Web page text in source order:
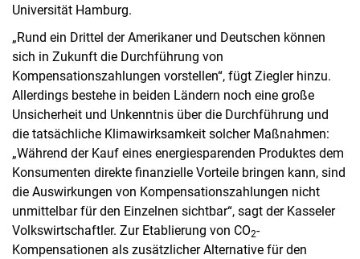
Universität Hamburg.
„Rund ein Drittel der Amerikaner und Deutschen können
sich in Zukunft die Durchführung von
Kompensationszahlungen vorstellen“, fügt Ziegler hinzu.
Allerdings bestehe in beiden Ländern noch eine große
Unsicherheit und Unkenntnis über die Durchführung und
die tatsächliche Klimawirksamkeit solcher Maßnahmen:
„Während der Kauf eines energiesparenden Produktes dem
Konsumenten direkte finanzielle Vorteile bringen kann, sind
die Auswirkungen von Kompensationszahlungen nicht
unmittelbar für den Einzelnen sichtbar“, sagt der Kasseler
Volkswirtschaftler. Zur Etablierung von CO2-
Kompensationen als zusätzlicher Alternative für den